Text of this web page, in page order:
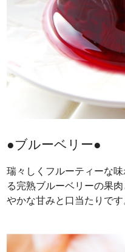
●ブルーベリー●
瑞々しくフルーティーな
る完熟ブルーベリーの果
やかな甘みと口当たりです